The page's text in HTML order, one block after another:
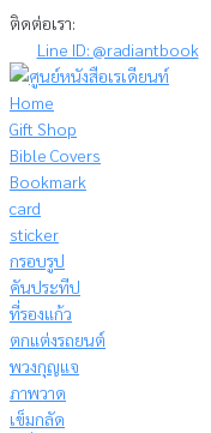
Skip
content
ติดต่อเรา:
Line ID: @radiantbook
Home
Gift Shop
Bible Covers
Bookmark
card
sticker
กรอบรูป
คันประทีป
ที่รองแก้ว
ตกแต่งรถยนต์
พวงกุญแจ
ภาพวาด
เข็มกลัด